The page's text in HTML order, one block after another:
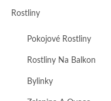
Rostliny
Pokojové Rostliny
Rostliny Na Balkon
Bylinky